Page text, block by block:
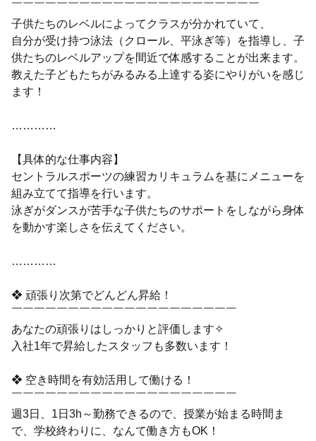
￣￣￣￣￣￣￣￣￣￣￣￣￣￣￣￣￣￣￣￣￣￣
子供たちのレベルによってクラスが分かれていて、
自分が受け持つ泳法（クロール、平泳ぎ等）を指導し、子
供たちのレベルアップを間近で体感することが出来ます。
教えた子どもたちがみるみる上達する姿にやりがいを感じ
ます！
…………
【具体的な仕事内容】
セントラルスポーツの練習カリキュラムを基にメニューを
組み立てて指導を行います。
泳ぎがダンスが苦手な子供たちのサポートをしながら身体
を動かす楽しさを伝えてください。
…………
❖ 頑張り次第でどんどん昇給！
￣￣￣￣￣￣￣￣￣￣￣￣￣￣￣￣￣￣￣￣
あなたの頑張りはしっかりと評価します✧
入社1年で昇給したスタッフも多数います！
❖ 空き時間を有効活用して働ける！
￣￣￣￣￣￣￣￣￣￣￣￣￣￣￣￣￣￣￣￣
週3日、1日3h～勤務できるので、授業が始まる時間ま
で、学校終わりに、なんて働き方もOK！